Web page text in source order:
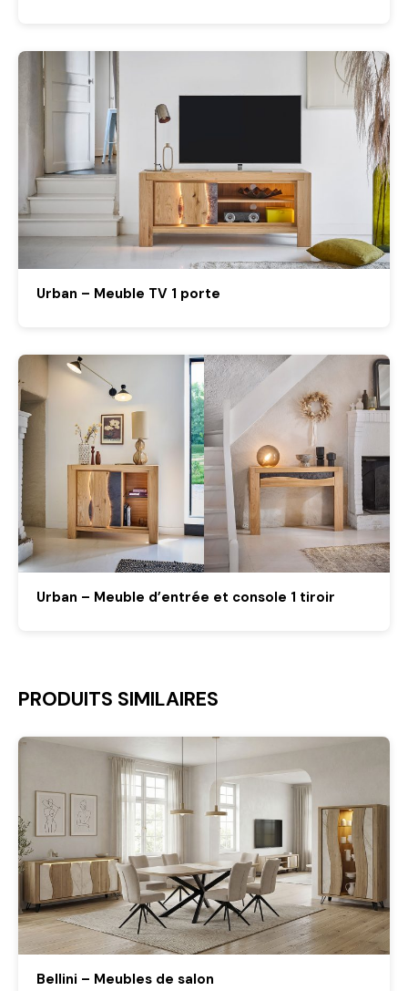
Urban – Meuble TV 1 porte
Urban – Meuble d’entrée et console 1 tiroir
PRODUITS SIMILAIRES
Bellini – Meubles de salon